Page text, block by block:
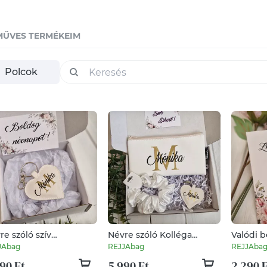
TERMÉKEIM
Polcok
szóló szív
táskadísz
szülinapra,csak
Névre szóló Kolléga
búcsúztató,ballagási,névnapi
ajándék
REJJAbag
Valódi
ajándék
REJJAbag